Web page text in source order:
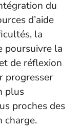
du
d’aide
la
poursuivre la
de réflexion
progresser
plus
proches des
charge.